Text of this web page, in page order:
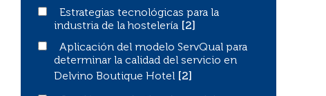
Estrategias tecnológicas para la industria de la hostelería
Estrategias tecnológicas para la
industria de la hostelería
[2]
Aplicación del modelo ServQual para determinar la
Aplicación del modelo ServQual para
determinar la calidad del servicio en
Delvino Boutique Hotel
[2]